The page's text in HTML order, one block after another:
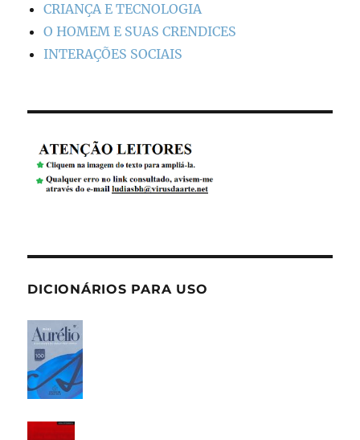
CRIANÇA E TECNOLOGIA
O HOMEM E SUAS CRENDICES
INTERAÇÕES SOCIAIS
DICIONÁRIOS PARA USO